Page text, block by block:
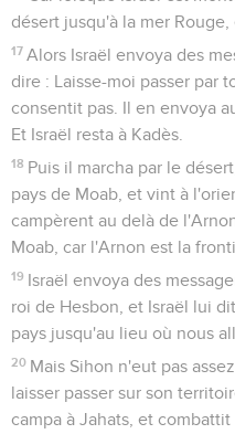
désert jusqu'à la mer Rouge,
17 Alors Israël envoya des
dire : Laisse-moi passer par
consentit pas. Il en envoya
Et Israël resta à Kadès.
18 Puis il marcha par le
pays de Moab, et vint à
campèrent au delà de
Moab, car l'Arnon est la
19 Israël envoya des
roi de Hesbon, et Israël lui
pays jusqu'au lieu où nous
20 Mais Sihon n'eut pas
laisser passer sur son
campa à Jahats, et combattit